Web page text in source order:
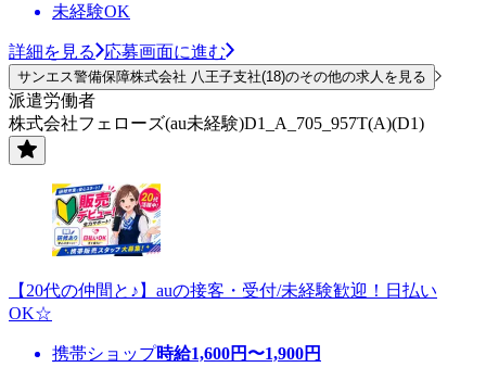
未経験OK
詳細を見る 応募画面に進む
サンエス警備保障株式会社 八王子支社(18)のその他の求人を見る
派遣労働者
株式会社フェローズ(au未経験)D1_A_705_957T(A)(D1)
【20代の仲間と♪】auの接客・受付/未経験歓迎！日払い
OK☆
携帯ショップ時給1,600円〜1,900円